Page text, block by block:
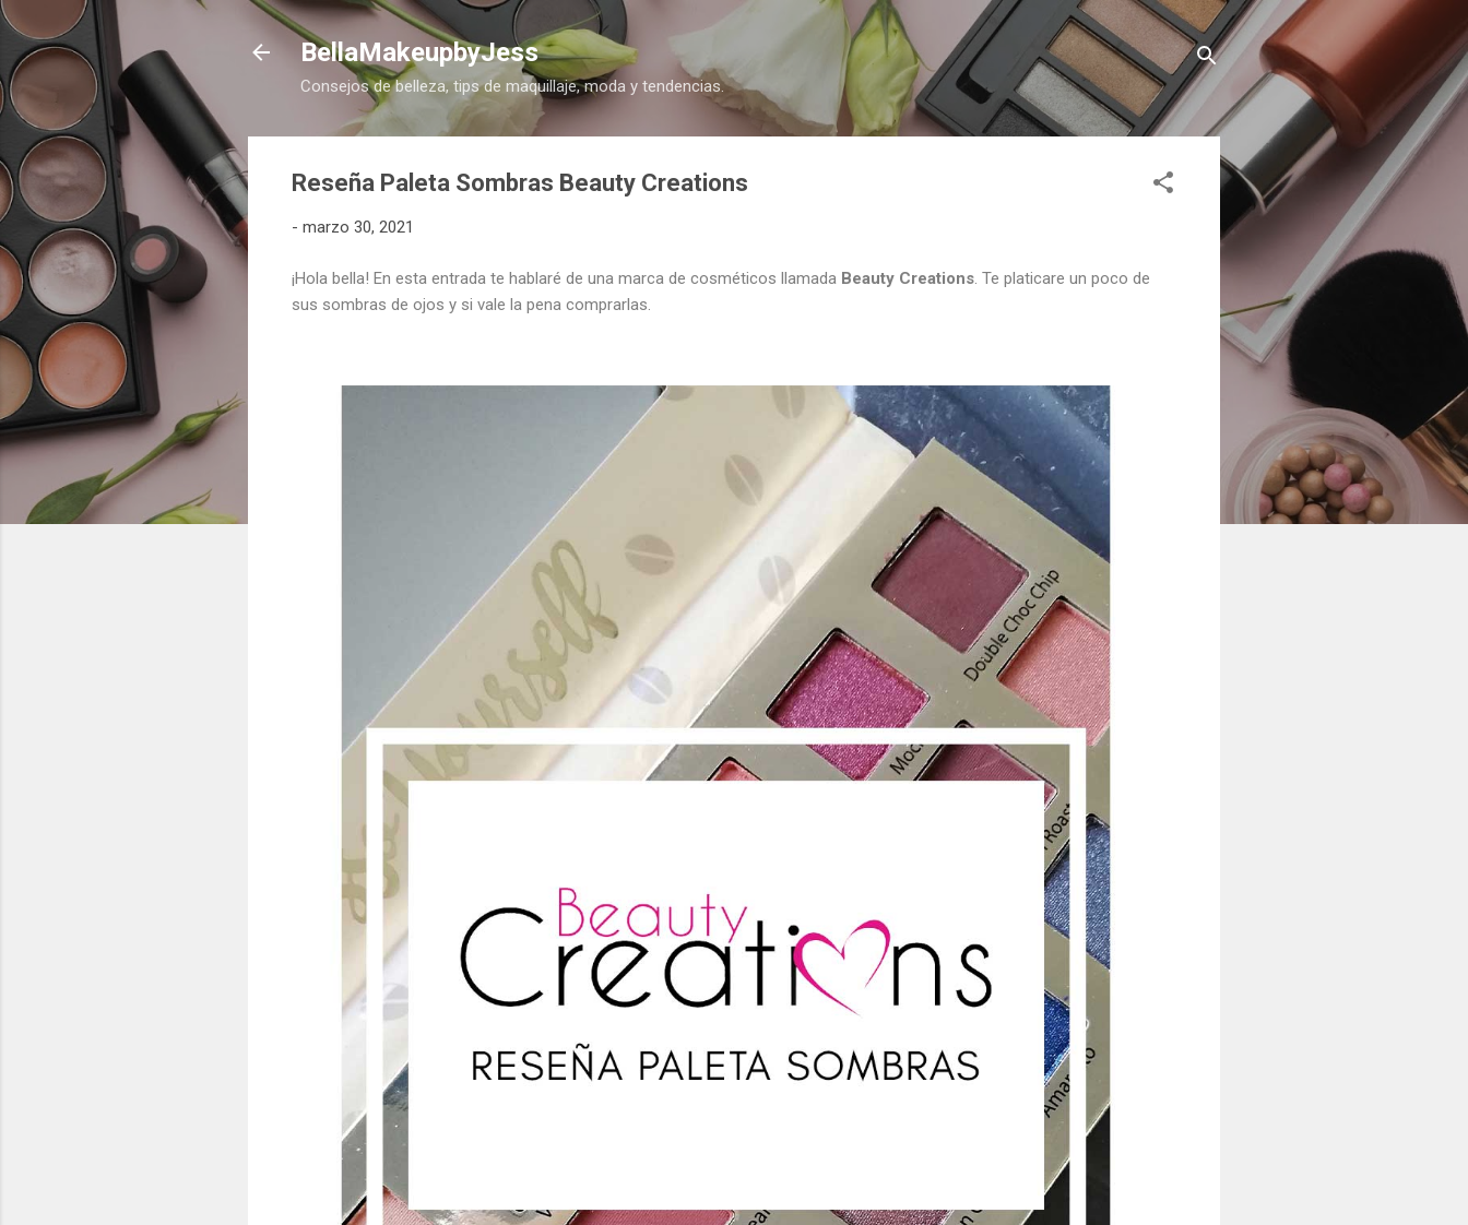
Ir al contenido principal
BellaMakeupbyJess
Consejos de belleza, tips de maquillaje, moda y tendencias.
Reseña Paleta Sombras Beauty Creations
- marzo 30, 2021
¡Hola bella! En esta entrada te hablaré de una marca de cosméticos llamada Beauty Creations . Te platicare un poco de
sus sombras de ojos y si vale la pena comprarlas.